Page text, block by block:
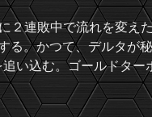
連敗中で流れを変え
る。かつて、デルタが
い込む。ゴールドタ